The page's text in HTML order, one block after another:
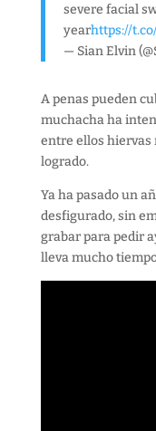
severe facial
yearhttps://
— Sian Elvin
A penas pueden
muchacha ha
entre ellos hiervas
logrado.
Ya ha pasado un
desfigurado, sin
grabar para pedir
lleva mucho